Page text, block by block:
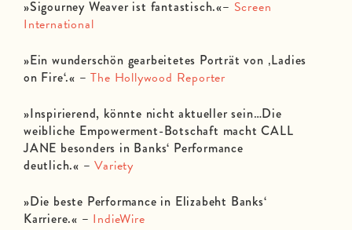
»Sigourney Weaver ist fantastisch.«– Screen
International
»Ein wunderschön gearbeitetes Porträt von ‚Ladies
on Fire‘.« – The Hollywood Reporter
»Inspirierend, könnte nicht aktueller sein…Die
weibliche Empowerment-Botschaft macht CALL
JANE besonders in Banks‘ Performance
deutlich.« – Variety
»Die beste Performance in Elizabeht Banks‘
Karriere.« – IndieWire